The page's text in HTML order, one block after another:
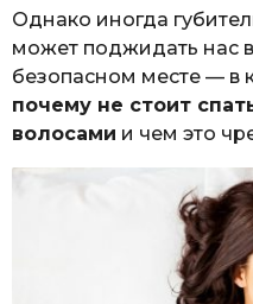
Однако иногда
может поджидать нас
безопасном месте — в
почему не стоит
волосами и чем это